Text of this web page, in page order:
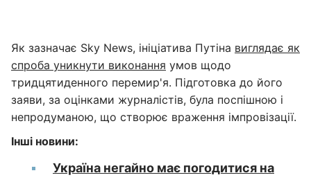
Як зазначає Sky News, ініціатива Путіна виглядає як
спроба уникнути виконання умов щодо
тридцятиденного перемир'я. Підготовка до його
заяви, за оцінками журналістів, була поспішною і
непродуманою, що створює враження імпровізації.
Інші новини:
Україна негайно має погодитися на